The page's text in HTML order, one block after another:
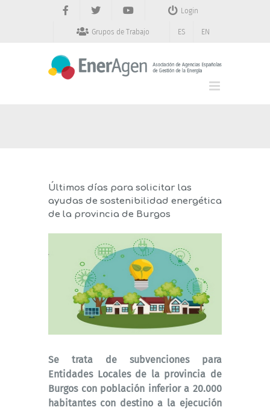
Login
Grupos de Trabajo ES EN
Últimos días para solicitar las
ayudas de sostenibilidad energética
de la provincia de Burgos
Se trata de subvenciones para
Entidades Locales de la provincia de
Burgos con población inferior a 20.000
habitantes con destino a la ejecución